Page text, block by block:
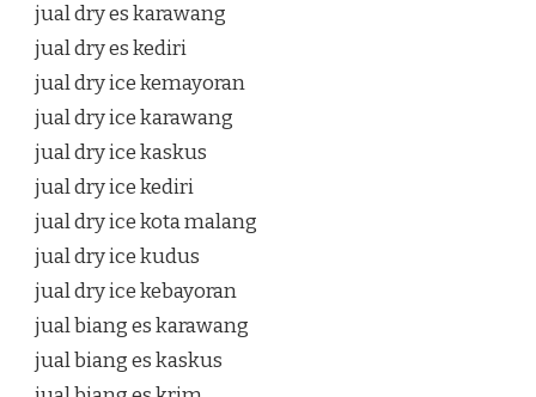
jual dry es karawang
jual dry es kediri
jual dry ice kemayoran
jual dry ice karawang
jual dry ice kaskus
jual dry ice kediri
jual dry ice kota malang
jual dry ice kudus
jual dry ice kebayoran
jual biang es karawang
jual biang es kaskus